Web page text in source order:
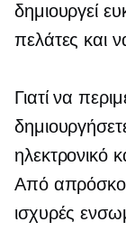
δημιουργεί
πελάτες και
Γιατί να
ηλεκτρονικό
Από
ισχυρές